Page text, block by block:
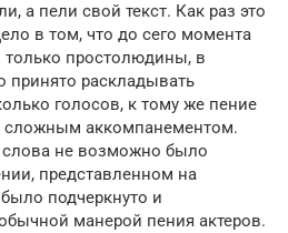
а пели свой текст. Как раз это
в том, что до сего момента
только простолюдины, в
раскладывать
голосов, к тому же пение
сложным аккомпанементом.
не возможно было
представленном на
подчеркнуто и
манерой пения актеров.